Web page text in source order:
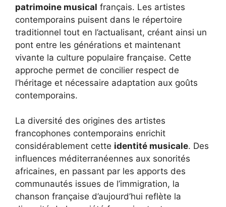
patrimoine musical français. Les artistes
contemporains puisent dans le répertoire
traditionnel tout en l’actualisant, créant ainsi un
pont entre les générations et maintenant
vivante la culture populaire française. Cette
approche permet de concilier respect de
l’héritage et nécessaire adaptation aux goûts
contemporains.
La diversité des origines des artistes
francophones contemporains enrichit
considérablement cette identité musicale. Des
influences méditerranéennes aux sonorités
africaines, en passant par les apports des
communautés issues de l’immigration, la
chanson française d’aujourd’hui reflète la